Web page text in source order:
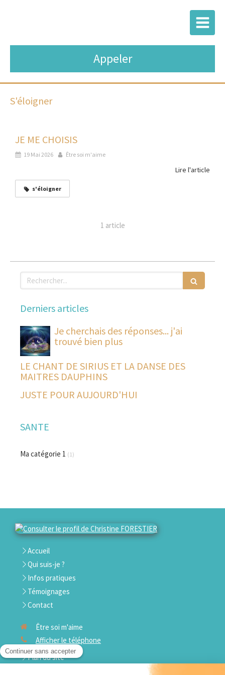
Appeler
S'éloigner
JE ME CHOISIS
19 Mai 2026 Être soi m'aime
Lire l'article
s'éloigner
1 article
Rechercher
Derniers articles
Je cherchais des réponses... j'ai
trouvé bien plus
LE CHANT DE SIRIUS ET LA DANSE DES
MAITRES DAUPHINS
JUSTE POUR AUJOURD'HUI
SANTE
Ma catégorie 1 (1)
Accueil
Qui suis-je ?
Infos pratiques
Témoignages
Contact
Être soi m'aime
Afficher le téléphone
Plan du site